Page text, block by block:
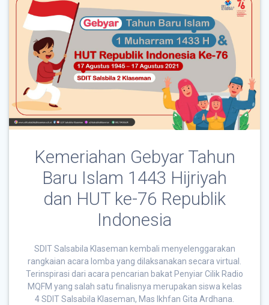
Kemeriahan Gebyar Tahun
Baru Islam 1443 Hijriyah
dan HUT ke-76 Republik
Indonesia
SDIT Salsabila Klaseman kembali menyelenggarakan
rangkaian acara lomba yang dilaksanakan secara virtual.
Terinspirasi dari acara pencarian bakat Penyiar Cilik Radio
MQFM yang salah satu finalisnya merupakan siswa kelas
4 SDIT Salsabila Klaseman, Mas Ikhfan Gita Ardhana.